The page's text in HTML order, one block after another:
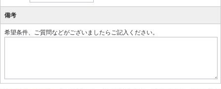
備考
希望条件、ご質問などがございましたらご記入ください。